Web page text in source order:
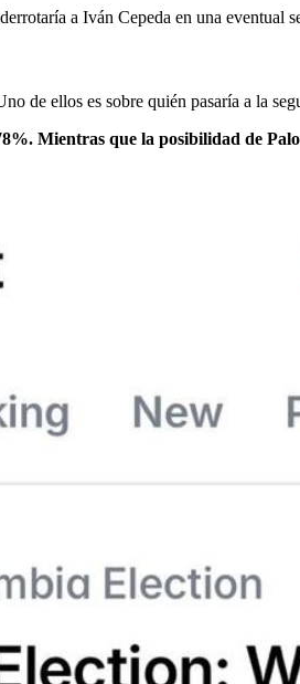
a Iván Cepeda en una eventual
de ellos es sobre quién pasaría a la
Mientras que la posibilidad de